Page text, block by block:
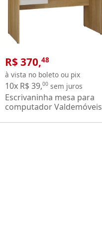
R$ 370,48
à vista no boleto ou pix
10x R$ 39,00 sem juros
Escrivaninha mesa para
computador Valdemóveis
chave Cinamomo OFF